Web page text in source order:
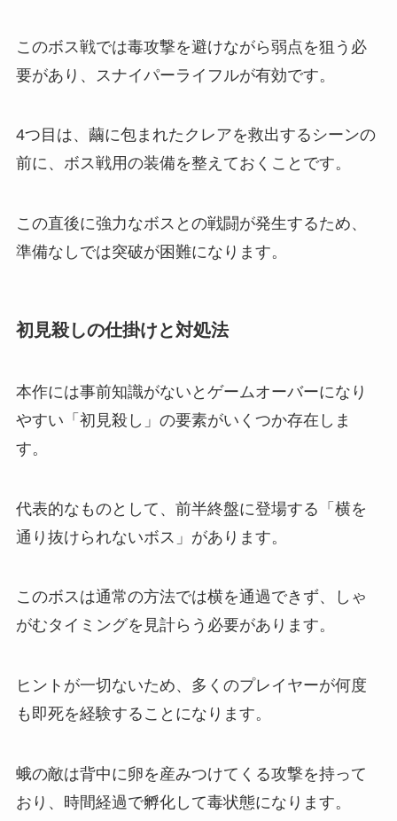
このボス戦では毒攻撃を避けながら弱点を狙う必
要があり、スナイパーライフルが有効です。
4つ目は、繭に包まれたクレアを救出するシーンの
前に、ボス戦用の装備を整えておくことです。
この直後に強力なボスとの戦闘が発生するため、
準備なしでは突破が困難になります。
初見殺しの仕掛けと対処法
本作には事前知識がないとゲームオーバーになり
やすい「初見殺し」の要素がいくつか存在しま
す。
代表的なものとして、前半終盤に登場する「横を
通り抜けられないボス」があります。
このボスは通常の方法では横を通過できず、しゃ
がむタイミングを見計らう必要があります。
ヒントが一切ないため、多くのプレイヤーが何度
も即死を経験することになります。
蛾の敵は背中に卵を産みつけてくる攻撃を持って
おり、時間経過で孵化して毒状態になります。